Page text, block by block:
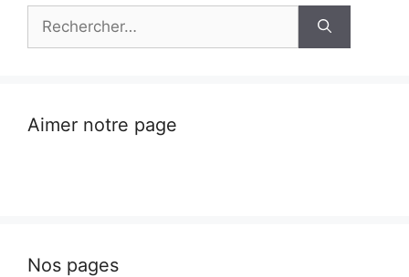
Aimer notre page
Nos pages